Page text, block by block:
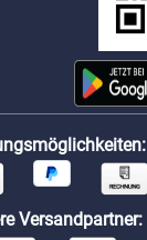
Versandpartner: